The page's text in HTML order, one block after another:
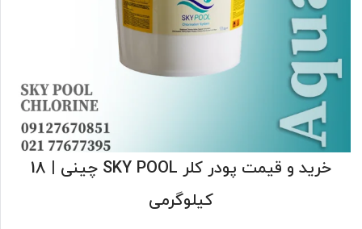
خرید و قیمت پودر کلر SKY POOL چینی | 18
کیلوگرمی